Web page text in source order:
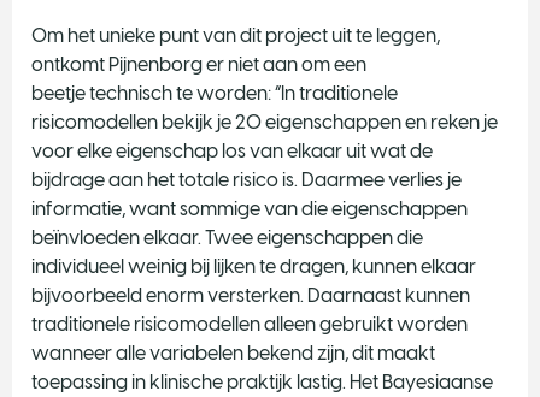
Om het unieke punt van dit project uit te leggen,
ontkomt Pijnenborg er niet aan om een
beetje technisch te worden: “In traditionele
risicomodellen bekijk je 20 eigenschappen en reken je
voor elke eigenschap los van elkaar uit wat de
bijdrage aan het totale risico is. Daarmee verlies je
informatie, want sommige van die eigenschappen
beïnvloeden elkaar. Twee eigenschappen die
individueel weinig bij lijken te dragen, kunnen elkaar
bijvoorbeeld enorm versterken. Daarnaast kunnen
traditionele risicomodellen alleen gebruikt worden
wanneer alle variabelen bekend zijn, dit maakt
toepassing in klinische praktijk lastig. Het Bayesiaanse